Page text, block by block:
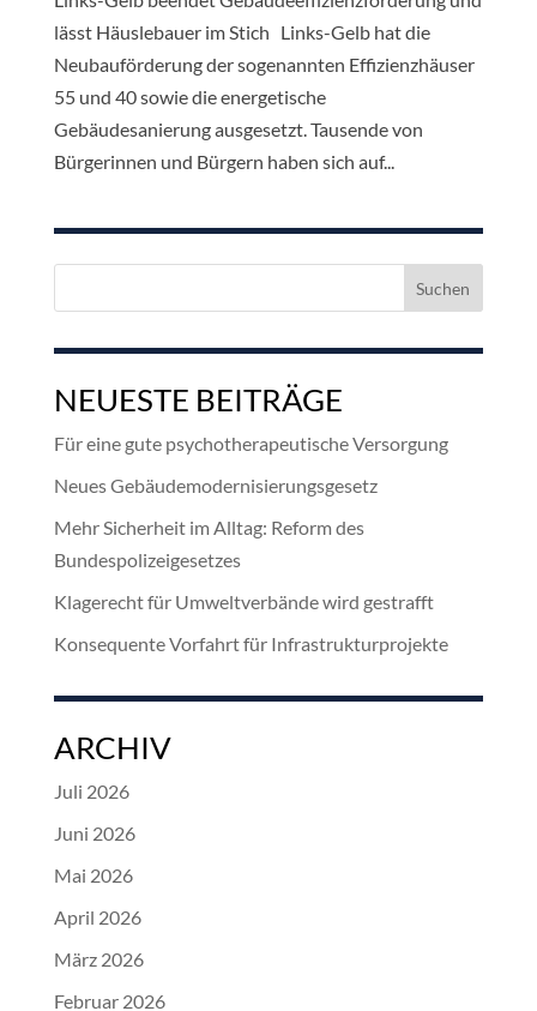
lässt Häuslebauer im Stich Links-Gelb hat die
Neubauförderung der sogenannten Effizienzhäuser
55 und 40 sowie die energetische
Gebäudesanierung ausgesetzt. Tausende von
Bürgerinnen und Bürgern haben sich auf...
NEUESTE BEITRÄGE
Für eine gute psychotherapeutische Versorgung
Neues Gebäudemodernisierungsgesetz
Mehr Sicherheit im Alltag: Reform des
Bundespolizeigesetzes
Klagerecht für Umweltverbände wird gestrafft
Konsequente Vorfahrt für Infrastrukturprojekte
ARCHIV
Juli 2026
Juni 2026
Mai 2026
April 2026
März 2026
Februar 2026